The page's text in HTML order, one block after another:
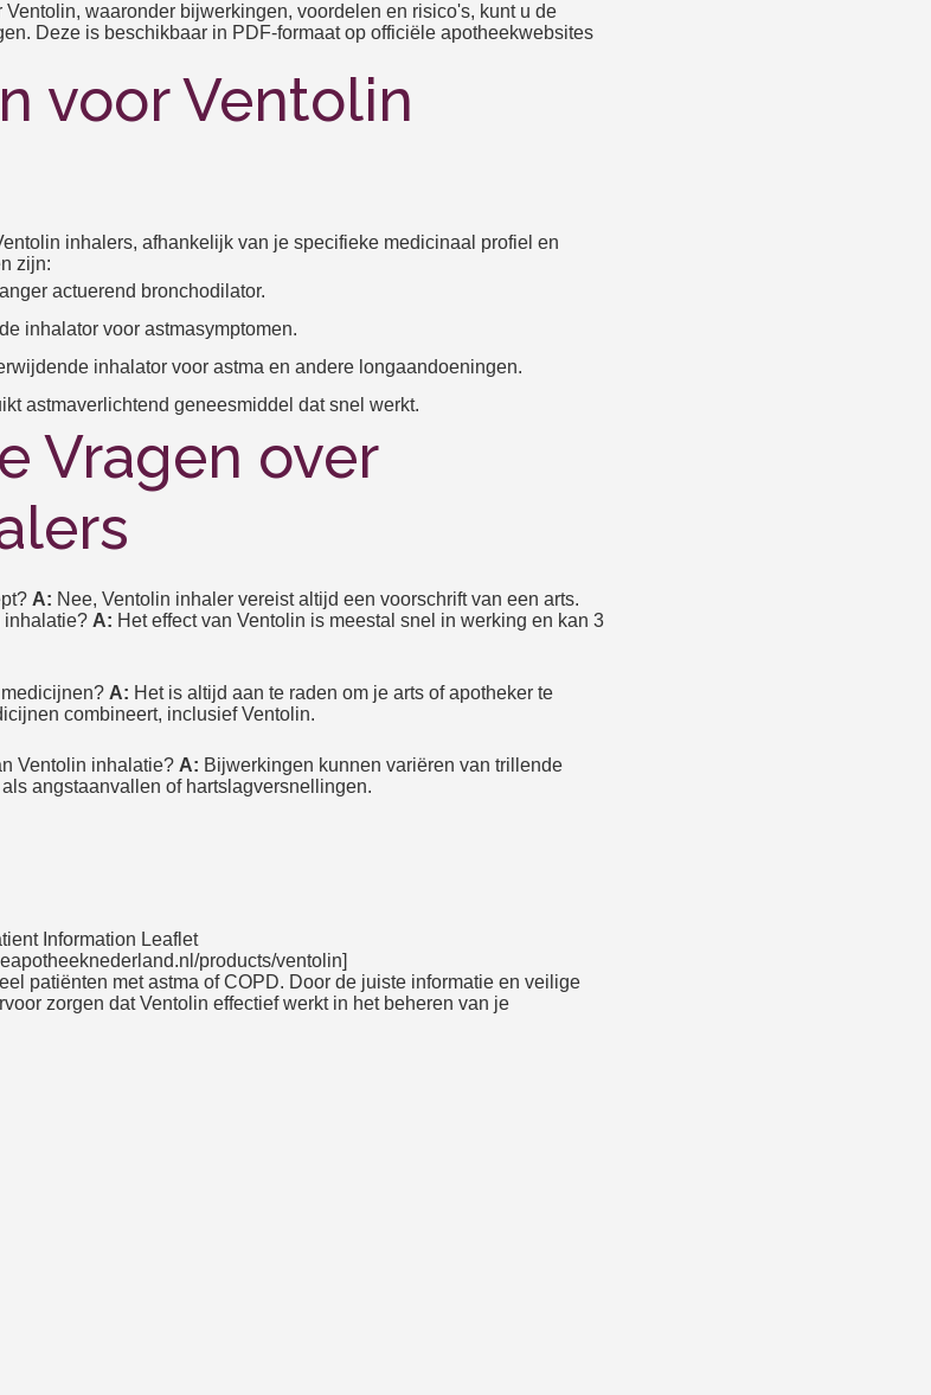
waaronder bijwerkingen, voordelen en risico's, kunt u de
Deze is beschikbaar in PDF-formaat op officiële apotheekwebsites
voor Ventolin
inhalers, afhankelijk van je specifieke medicinaal profiel en
zijn:
actuerend bronchodilator.
inhalator voor astmasymptomen.
inhalator voor astma en andere longaandoeningen.
astmaverlichtend geneesmiddel dat snel werkt.
Vragen over
A: Nee, Ventolin inhaler vereist altijd een voorschrift van een arts.
inhalatie? A: Het effect van Ventolin is meestal snel in werking en kan 3
A: Het is altijd aan te raden om je arts of apotheker te
combineert, inclusief Ventolin.
Ventolin inhalatie? A: Bijwerkingen kunnen variëren van trillende
angstaanvallen of hartslagversnellingen.
Information Leaflet
products/ventolin]
patiënten met astma of COPD. Door de juiste informatie en veilige
zorgen dat Ventolin effectief werkt in het beheren van je